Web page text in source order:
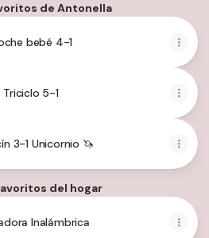
de Antonella
bebé 4-1
Triciclo 5-1
3-1 Unicornio 🦄
del hogar
Inalámbrica